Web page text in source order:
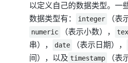
以定义自己的数据类型。一
数据类型有：
integer （表
numeric （表示小数），
串），
date （表示日期），
间），以及 timestamp
（表